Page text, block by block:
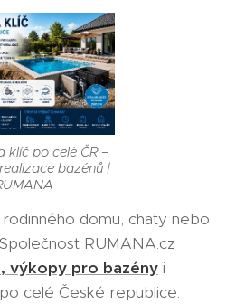
klíč po celé ČR –
bazénů |
domu, chaty nebo
RUMANA.cz
výkopy pro bazény i
celé České republice.